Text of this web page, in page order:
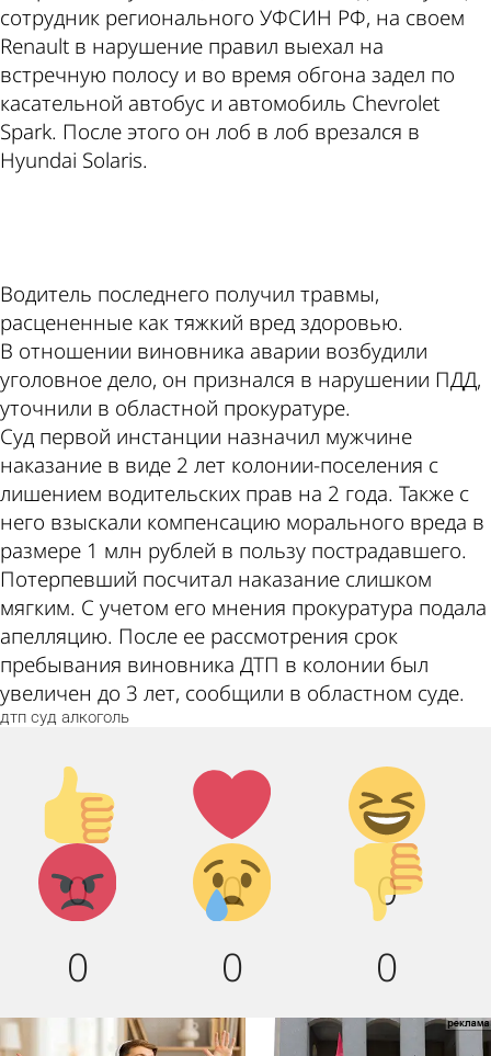
сотрудник регионального УФСИН РФ, на своем
Renault в нарушение правил выехал на
встречную полосу и во время обгона задел по
касательной автобус и автомобиль Chevrolet
Spark. После этого он лоб в лоб врезался в
Hyundai Solaris.
Водитель последнего получил травмы,
расцененные как тяжкий вред здоровью.
В отношении виновника аварии возбудили
уголовное дело, он признался в нарушении ПДД,
уточнили в областной прокуратуре.
Суд первой инстанции назначил мужчине
наказание в виде 2 лет колонии-поселения с
лишением водительских прав на 2 года. Также с
него взыскали компенсацию морального вреда в
размере 1 млн рублей в пользу пострадавшего.
Потерпевший посчитал наказание слишком
мягким. С учетом его мнения прокуратура подала
апелляцию. После ее рассмотрения срок
пребывания виновника ДТП в колонии был
увеличен до 3 лет, сообщили в областном суде.
дтп суд алкоголь
Палец
вверх!
0
Лайк!
0
Дикий
смех!
0
Агрессия!
0
Грусть :
(
0
Палец
вниз!
0